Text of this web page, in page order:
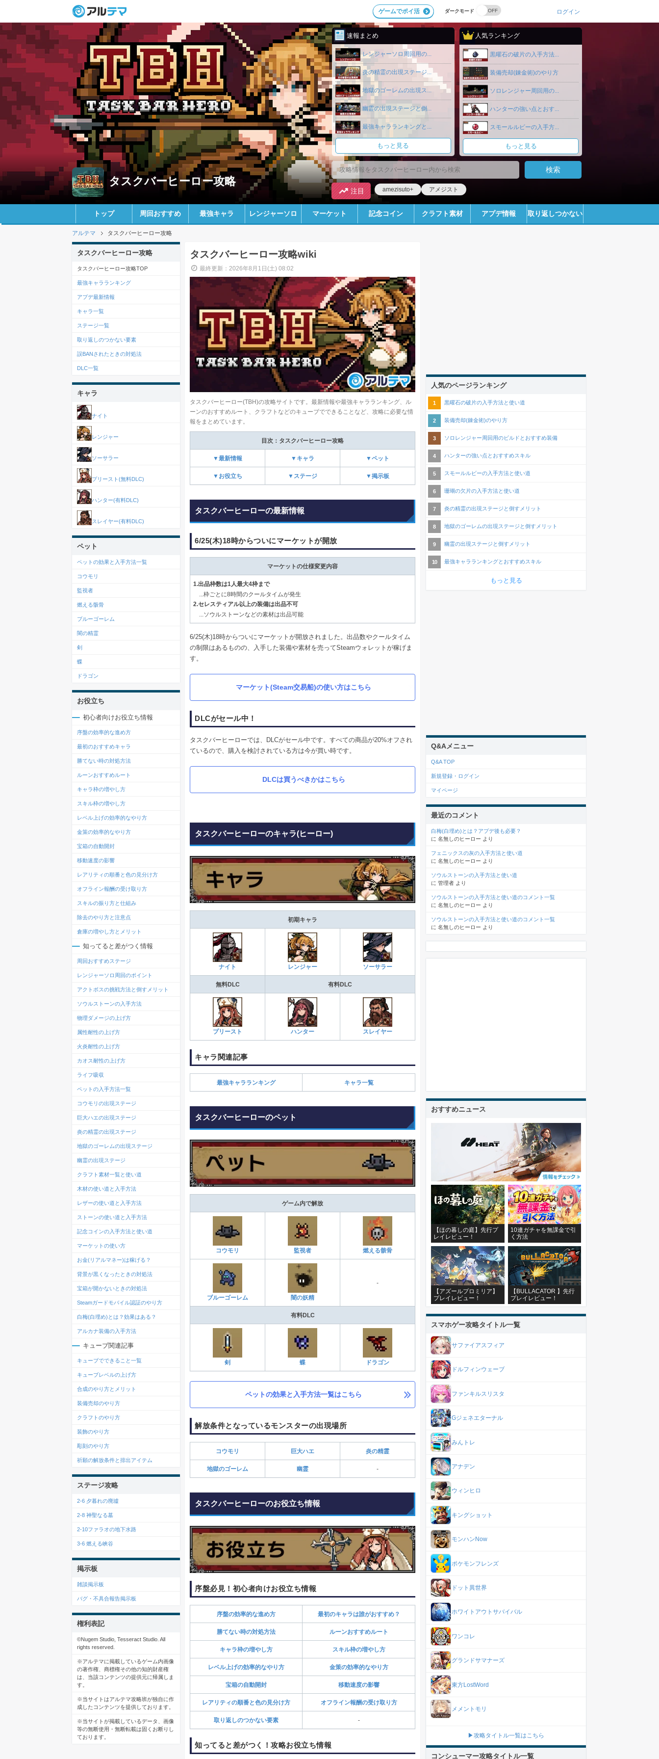
ダークモード
ゲームでポイ活 ログイン
タスクバーヒーロー攻略
速報まとめ
レンジャーソロ周回用の...
炎の精霊の出現ステージ...
地獄のゴーレムの出現ス...
幽霊の出現ステージと倒...
最強キャラランキングと...
もっと見る
人気ランキング
黒曜石の破片の入手方法...
装備売却(錬金術)のやり方
ソロレンジャー周回用の...
ハンターの強い点とおす...
スモールルビーの入手方...
もっと見る
注目 amezisuto+ アメジスト
トップ 周回おすすめ 最強キャラ レンジャーソロ マーケット 記念コイン クラフト素材 アプデ情報 取り返しつかない
アルテマ タスクバーヒーロー攻略
タスクバーヒーロー攻略wiki
最終更新：2026年8月1日(土) 08:02
タスクバーヒーロー(TBH)の攻略サイトです。最新情報や最強キャラランキング、ル
ーンのおすすめルート、クラフトなどのキューブでできることなど、攻略に必要な情
報をまとめています。
目次：タスクバーヒーロー攻略
▼最新情報 ▼キャラ ▼ペット
▼お役立ち ▼ステージ ▼掲示板
タスクバーヒーローの最新情報
6/25(木)18時からついにマーケットが開放
マーケットの仕様変更内容
1.出品枠数は1人最大4枠まで
...枠ごとに8時間のクールタイムが発生
2.セレスティアル以上の装備は出品不可
...ソウルストーンなどの素材は出品可能
6/25(木)18時からついにマーケットが開放されました。出品数やクールタイム
の制限はあるものの、入手した装備や素材を売ってSteamウォレットが稼げま
す。
マーケット(Steam交易船)の使い方はこちら
DLCがセール中！
タスクバーヒーローでは、DLCがセール中です。すべての商品が20%オフされ
ているので、購入を検討されている方は今が買い時です。
DLCは買うべきかはこちら
タスクバーヒーローのキャラ(ヒーロー)
初期キャラ
ナイト レンジャー ソーサラー
無料DLC 有料DLC
プリースト ハンター スレイヤー
キャラ関連記事
最強キャラランキング キャラ一覧
タスクバーヒーローのペット
ゲーム内で解放
コウモリ 監視者 燃える骸骨
ブルーゴーレム 闇の妖精
-
有料DLC
剣 蝶 ドラゴン
ペットの効果と入手方法一覧はこちら
解放条件となっているモンスターの出現場所
コウモリ 巨大ハエ 炎の精霊
地獄のゴーレム 幽霊 -
タスクバーヒーローのお役立ち情報
序盤必見！初心者向けお役立ち情報
序盤の効率的な進め方 最初のキャラは誰がおすすめ？
勝てない時の対処方法 ルーンおすすめルート
キャラ枠の増やし方 スキル枠の増やし方
レベル上げの効率的なやり方 金策の効率的なやり方
宝箱の自動開封 移動速度の影響
レアリティの順番と色の見分け方 オフライン報酬の受け取り方
取り返しのつかない要素 -
知ってると差がつく！攻略お役立ち情報
タスクバーヒーロー攻略
タスクバーヒーロー攻略TOP
最強キャラランキング
アプデ最新情報
キャラ一覧
ステージ一覧
取り返しのつかない要素
誤BANされたときの対処法
DLC一覧
キャラ
ナイト
レンジャー
ソーサラー
プリースト(無料DLC)
ハンター(有料DLC)
スレイヤー(有料DLC)
ペット
ペットの効果と入手方法一覧
コウモリ
監視者
燃える骸骨
ブルーゴーレム
闇の精霊
剣
蝶
ドラゴン
お役立ち
初心者向けお役立ち情報
序盤の効率的な進め方
最初のおすすめキャラ
勝てない時の対処方法
ルーンおすすめルート
キャラ枠の増やし方
スキル枠の増やし方
レベル上げの効率的なやり方
金策の効率的なやり方
宝箱の自動開封
移動速度の影響
レアリティの順番と色の見分け方
オフライン報酬の受け取り方
スキルの振り方と仕組み
除去のやり方と注意点
倉庫の増やし方とメリット
知ってると差がつく情報
周回おすすめステージ
レンジャーソロ周回のポイント
アクトボスの挑戦方法と倒すメリット
ソウルストーンの入手方法
物理ダメージの上げ方
属性耐性の上げ方
火炎耐性の上げ方
カオス耐性の上げ方
ライフ吸収
ペットの入手方法一覧
コウモリの出現ステージ
巨大ハエの出現ステージ
炎の精霊の出現ステージ
地獄のゴーレムの出現ステージ
幽霊の出現ステージ
クラフト素材一覧と使い道
木材の使い道と入手方法
レザーの使い道と入手方法
ストーンの使い道と入手方法
記念コインの入手方法と使い道
マーケットの使い方
お金(リアルマネー)は稼げる？
背景が黒くなったときの対処法
宝箱が開かないときの対処法
Steamガードモバイル認証のやり方
白梅(白埋め)とは？効果はある？
アルカナ装備の入手方法
キューブ関連記事
キューブでできること一覧
キューブレベルの上げ方
合成のやり方とメリット
装備売却のやり方
クラフトのやり方
装飾のやり方
彫刻のやり方
祈願の解放条件と排出アイテム
ステージ攻略
2-6 夕暮れの廃墟
2-8 神聖なる墓
2-10ファラオの地下水路
3-6 燃える峡谷
掲示板
雑談掲示板
バグ・不具合報告掲示板
権利表記
©Nugem Studio, Tesseract Studio. All
rights reserved.
※アルテマに掲載しているゲーム内画像
の著作権、商標権その他の知的財産権
は、当該コンテンツの提供元に帰属しま
す。
※当サイトはアルテマ攻略班が独自に作
成したコンテンツを提供しております。
※当サイトが掲載しているデータ、画像
等の無断使用・無断転載は固くお断りし
ております。
人気のページランキング
黒曜石の破片の入手方法と使い道
装備売却(錬金術)のやり方
ソロレンジャー周回用のビルドとおすすめ装備
ハンターの強い点とおすすめスキル
スモールルビーの入手方法と使い道
珊瑚の欠片の入手方法と使い道
炎の精霊の出現ステージと倒すメリット
地獄のゴーレムの出現ステージと倒すメリット
幽霊の出現ステージと倒すメリット
最強キャラランキングとおすすめスキル
もっと見る
Q&Aメニュー
Q&A TOP
新規登録・ログイン
マイページ
最近のコメント
白梅(白埋め)とは？アプデ後も必要？
に 名無しのヒーロー より
フェニックスの灰の入手方法と使い道
に 名無しのヒーロー より
ソウルストーンの入手方法と使い道
に 管理者 より
ソウルストーンの入手方法と使い道のコメント一覧
に 名無しのヒーロー より
ソウルストーンの入手方法と使い道のコメント一覧
に 名無しのヒーロー より
おすすめニュース
【ほの暮しの庭】先行プ
レイレビュー！
10連ガチャを無課金で引
く方法
【アズールプロミリア】
プレイレビュー！
【BULLACATOR 】先行
プレイレビュー！
スマホゲー攻略タイトル一覧
サファイアスフィア
ドルフィンウェーブ
ファンキルスリスタ
Gジェネエターナル
みんトレ
アナデン
ウィンヒロ
キングショット
モンハンNow
ポケモンフレンズ
ドット異世界
ホワイトアウトサバイバル
ワンコレ
グランドサマナーズ
東方LostWord
メメントモリ
▶攻略タイトル一覧はこちら
コンシューマー攻略タイトル一覧